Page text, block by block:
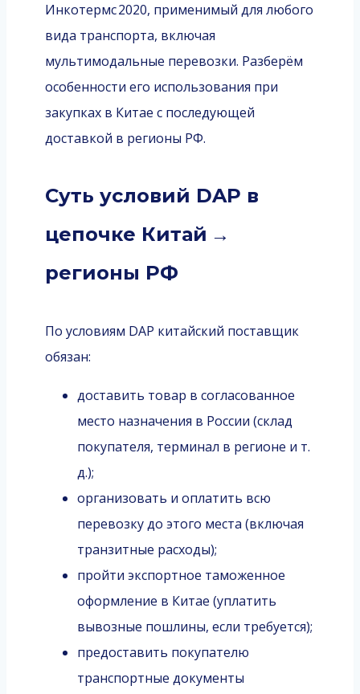
Инкотермс 2020, применимый для любого
вида транспорта, включая
мультимодальные перевозки. Разберём
особенности его использования при
закупках в Китае с последующей
доставкой в регионы РФ.
Суть условий DAP в
цепочке Китай →
регионы РФ
По условиям DAP китайский поставщик
обязан:
доставить товар в согласованное
место назначения в России (склад
покупателя, терминал в регионе и т.
д.);
организовать и оплатить всю
перевозку до этого места (включая
транзитные расходы);
пройти экспортное таможенное
оформление в Китае (уплатить
вывозные пошлины, если требуется);
предоставить покупателю
транспортные документы